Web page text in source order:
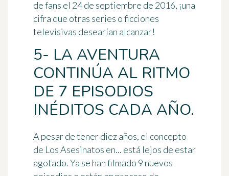
de fans el 24 de septiembre de 2016, ¡una
cifra que otras series o ficciones
televisivas desearían alcanzar!
5- LA AVENTURA
CONTINÚA AL RITMO
DE 7 EPISODIOS
INÉDITOS CADA AÑO.
A pesar de tener diez años, el concepto
de Los Asesinatos en... está lejos de estar
agotado. Ya se han filmado 9 nuevos